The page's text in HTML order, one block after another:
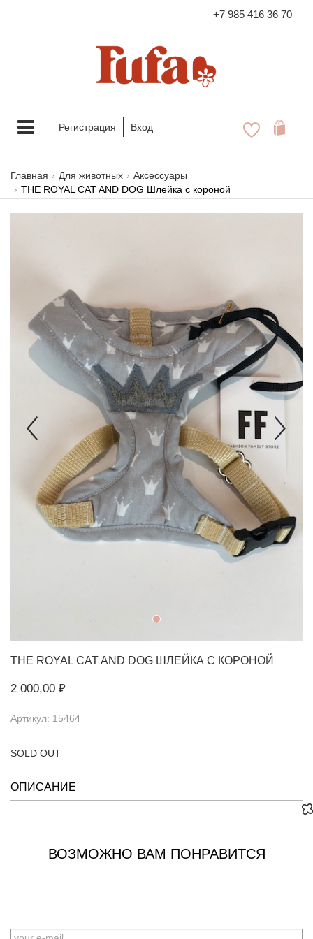
+7 985 416 36 70
FASHION FAMILY STORE
Меню Регистрация Вход
Главная Для животных
Аксессуары
THE ROYAL CAT AND DOG Шлейка с короной
THE ROYAL CAT AND DOG ШЛЕЙКА С КОРОНОЙ
2 000,00 ₽
Артикул: 15464
SOLD OUT
ОПИСАНИЕ
ВОЗМОЖНО ВАМ ПОНРАВИТСЯ